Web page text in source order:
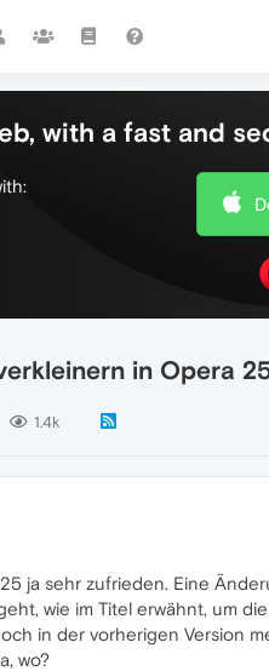
with a fast and
in Opera
1.4k
ja sehr zufrieden. Eine
wie im Titel erwähnt, um
in der vorherigen Version
wo?